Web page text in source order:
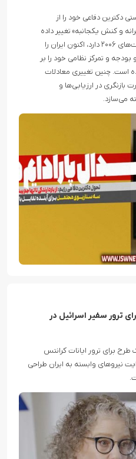
دکترین دفاعی خود را از
و کنش یکجانبه» تغییر داده
است. این رویکرد که ریشه در شکست‌های ۲۰۰۶ دارد، اکنون ایران را
و تمرکز نظامی خود را بر
است. چنین تغییری معادلات
بازنگری در ارزیابی‌ها و
می‌سازد.
ترور سفیر اسرائیل در
برای ترور ایانات کرانتس
نیروهای وابسته به ایران طراحی